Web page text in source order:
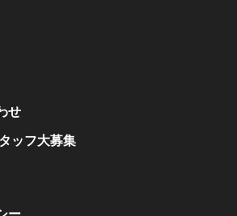
せ
ッフ大募集